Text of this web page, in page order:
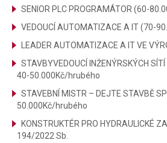
SENIOR PLC PROGRAMÁTOR (60-
VEDOUCÍ AUTOMATIZACE A IT (70-
LEADER AUTOMATIZACE A IT VE
STAVBYVEDOUCÍ INŽENÝRSKÝCH
40-50.000Kč/hrubého
STAVEBNÍ MISTR – DEJTE STAVBĚ
50.000Kč/hrubého
KONSTRUKTÉR PRO HYDRAULICKÉ
194/2022 Sb.